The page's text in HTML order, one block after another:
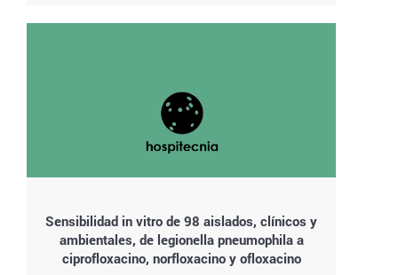
Sensibilidad in vitro de 98 aislados, clínicos y
ambientales, de legionella pneumophila a
ciprofloxacino, norfloxacino y ofloxacino